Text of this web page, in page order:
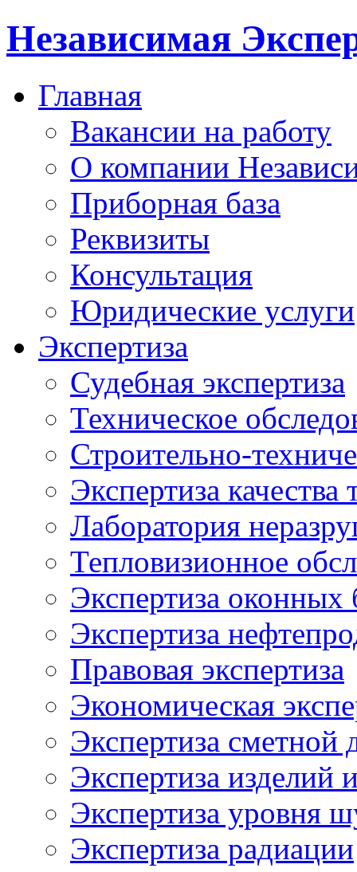
Независимая
Главная
Вакансии на работу
О компании
Приборная база
Реквизиты
Консультация
Юридические услуги
Экспертиза
Судебная экспертиза
Техническое
Строительно-
Экспертиза качества
Лаборатория
Тепловизионное
Экспертиза оконных
Экспертиза
Правовая экспертиза
Экономическая
Экспертиза сметной
Экспертиза изделий
Экспертиза уровня
Экспертиза радиации